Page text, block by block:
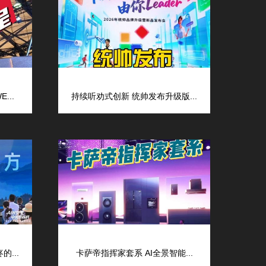
持续听劝式创新 统帅发布升级版...
... 卡萨帝指挥家套系 AI全景智能...